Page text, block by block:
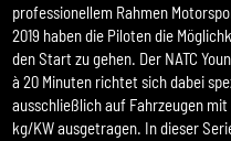
professionellem Rahmen
2019 haben die Piloten die
den Start zu gehen. Der NATC
à 20 Minuten richtet sich dabei
ausschließlich auf Fahrzeugen
kg/KW ausgetragen. In dieser